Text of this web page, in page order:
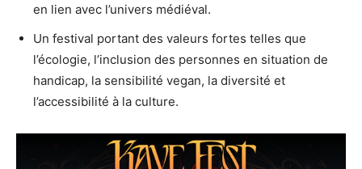
en lien avec l’univers médiéval.
Un festival portant des valeurs fortes telles que
l’écologie, l’inclusion des personnes en situation de
handicap, la sensibilité vegan, la diversité et
l’accessibilité à la culture.